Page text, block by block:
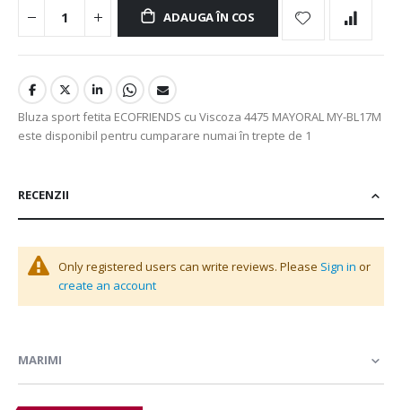
ADAUGA ÎN COS
Bluza sport fetita ECOFRIENDS cu Viscoza 4475 MAYORAL MY-BL17M
este disponibil pentru cumparare numai în trepte de 1
RECENZII
Only registered users can write reviews. Please Sign in or
create an account
MARIMI